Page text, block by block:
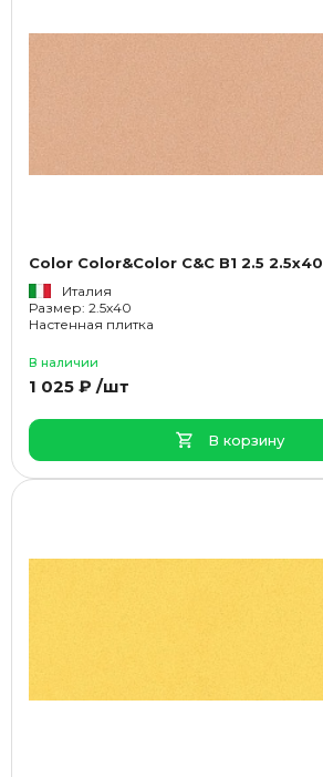
Color Color&Color C&C B1 2.5 2.5x40
Италия
Размер: 2.5x40
Настенная плитка
В наличии
1 025 ₽ /шт
В корзину